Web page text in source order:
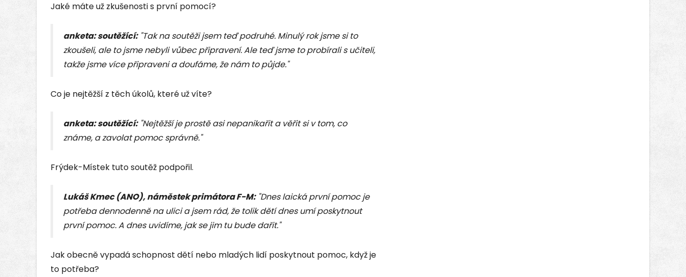
Jaké máte už zkušenosti s první pomocí?
anketa: soutěžící:"Tak na soutěži jsem teď podruhé. Minulý rok jsme si to
zkoušeli, ale to jsme nebyli vůbec připravení. Ale teď jsme to probírali s učiteli,
takže jsme více připraveni a doufáme, že nám to půjde."
Co je nejtěžší z těch úkolů, které už víte?
anketa: soutěžící:"Nejtěžší je prostě asi nepanikařit a věřit si v tom, co
známe, a zavolat pomoc správně."
Frýdek-Místek tuto soutěž podpořil.
Lukáš Kmec (ANO), náměstek primátora F-M:"Dnes laická první pomoc je
potřeba dennodenně na ulici a jsem rád, že tolik dětí dnes umí poskytnout
první pomoc. A dnes uvidíme, jak se jim tu bude dařit."
Jak obecně vypadá schopnost dětí nebo mladých lidí poskytnout pomoc, když je
to potřeba?